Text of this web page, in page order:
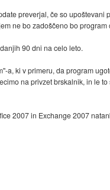
preverjal, če so
ne bo zadoščeno bo
90 dni na celo leto.
a, ki v primeru, da program
na privzet brskalnik, in le
2007 in Exchange 2007